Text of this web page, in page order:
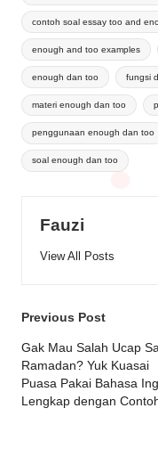
contoh soal essay too and
enough and too examples
enough dan too fungsi
materi enough dan too
penggunaan enough dan too
soal enough dan too
Fauzi
View All Posts
Previous Post
Gak Mau Salah Ucap
Ramadan? Yuk Kuasai
Puasa Pakai Bahasa
Lengkap dengan